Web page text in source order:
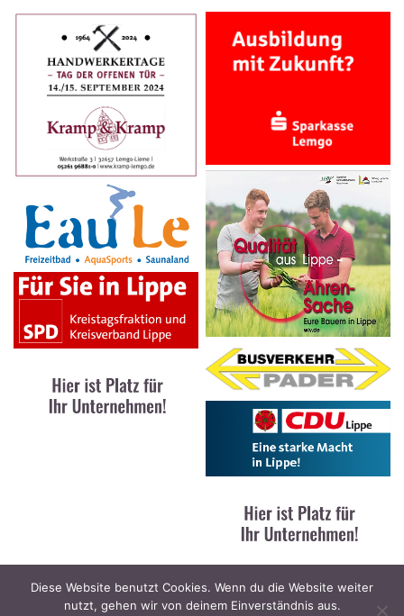
Kontakt |Impressum|Datenschutz
Diese Website benutzt Cookies. Wenn du die Website weiter
nutzt, gehen wir von deinem Einverständnis aus.